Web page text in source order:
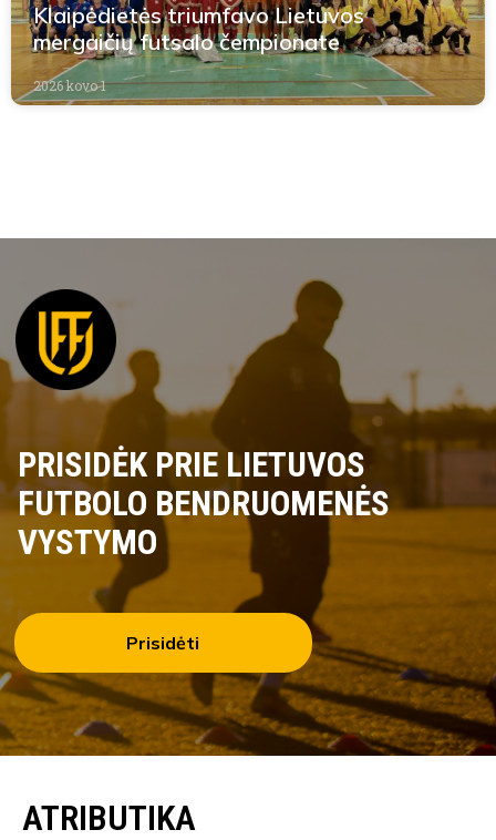
Klaipėdietės triumfavo Lietuvos
mergaičių futsalo čempionate
2026 kovo 1
PRISIDĖK PRIE LIETUVOS
FUTBOLO BENDRUOMENĖS
VYSTYMO
Prisidėti
ATRIBUTIKA